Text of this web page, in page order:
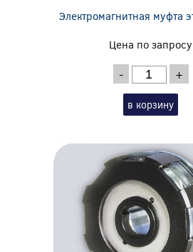
Электромагнитная муфта
Цена по запросу
- +
в корзину